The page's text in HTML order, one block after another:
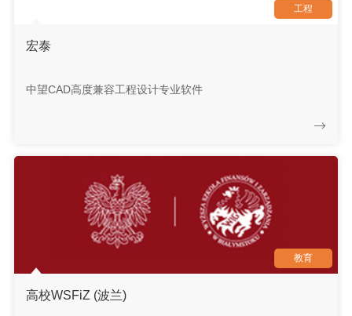
工程
宏泰
中望CAD高度兼容工程设计专业软件
教育
高校WSFiZ (波兰)